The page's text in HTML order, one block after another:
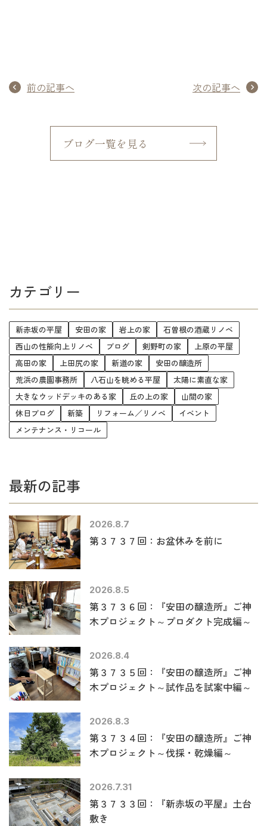
前の記事へ 次の記事へ
ブログ一覧を見る
カテゴリー
新赤坂の平屋 安田の家 岩上の家
石曽根の酒蔵リノベ
西山の性能向上リノベ
ブログ 剣野町の家
上原の平屋
高田の家
上田尻の家 新道の家
安田の醸造所
荒浜の農園事務所
八石山を眺める平屋
太陽に素直な家
大きなウッドデッキのある家
丘の上の家
山間の家
休日ブログ
新築 リフォーム／リノベ
イベント
メンテナンス・リコール
最新の記事
2026.8.7
第３７３７回：お盆休みを前に
2026.8.5
第３７３６回：『安田の醸造所』ご神
木プロジェクト～プロダクト完成編～
2026.8.4
第３７３５回：『安田の醸造所』ご神
木プロジェクト～試作品を試案中編～
2026.8.3
第３７３４回：『安田の醸造所』ご神
木プロジェクト～伐採・乾燥編～
2026.7.31
第３７３３回：『新赤坂の平屋』土台
敷き